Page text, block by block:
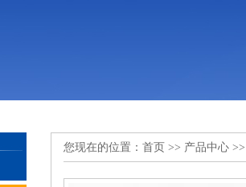
您现在的位置： 首页 >> 产品中心 >>